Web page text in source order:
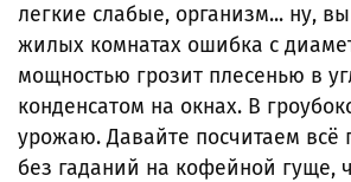
легкие слабые, организм... ну,
жилых комнатах ошибка с
мощностью грозит плесенью в
конденсатом на окнах. В
урожаю. Давайте посчитаем всё
без гаданий на кофейной гуще,